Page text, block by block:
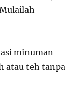
minuman
atau teh tanpa